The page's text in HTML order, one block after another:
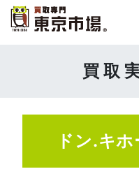
買取
ドン.キ